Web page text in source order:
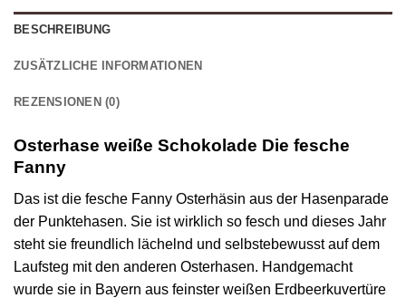
BESCHREIBUNG
ZUSÄTZLICHE INFORMATIONEN
REZENSIONEN (0)
Osterhase weiße Schokolade Die fesche
Fanny
Das ist die fesche Fanny Osterhäsin aus der Hasenparade
der Punktehasen. Sie ist wirklich so fesch und dieses Jahr
steht sie freundlich lächelnd und selbstebewusst auf dem
Laufsteg mit den anderen Osterhasen. Handgemacht
wurde sie in Bayern aus feinster weißen Erdbeerkuvertüre